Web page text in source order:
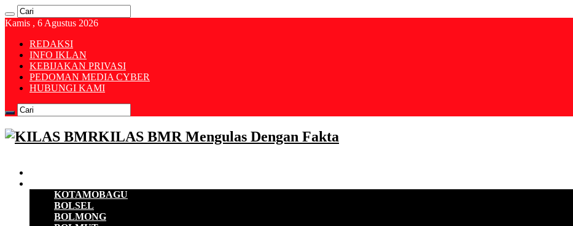
Kamis , 6 Agustus 2026
REDAKSI
INFO IKLAN
KEBIJAKAN PRIVASI
PEDOMAN MEDIA CYBER
HUBUNGI KAMI
KILAS BMR Mengulas Dengan Fakta
KOTAMOBAGU
BOLSEL
BOLMONG